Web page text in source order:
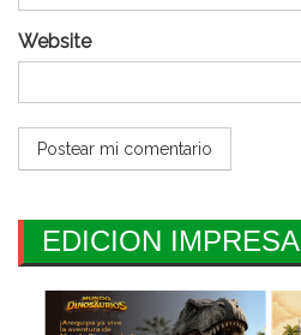
Website
EDICION IMPRESA